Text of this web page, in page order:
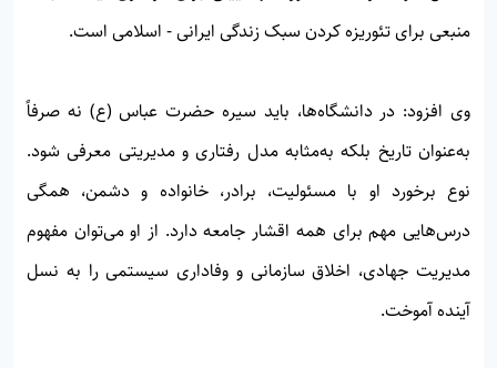
منبعی برای تئوریزه کردن سبک زندگی ایرانی - اسلامی است.
وی افزود: در دانشگاه‌ها، باید سیره حضرت عباس (ع) نه صرفاً
به‌عنوان تاریخ بلکه به‌مثابه مدل رفتاری و مدیریتی معرفی شود.
نوع برخورد او با مسئولیت، برادر، خانواده و دشمن، همگی
درس‌هایی مهم برای همه اقشار جامعه دارد. از او می‌توان مفهوم
مدیریت جهادی، اخلاق سازمانی و وفاداری سیستمی را به نسل
آینده آموخت.